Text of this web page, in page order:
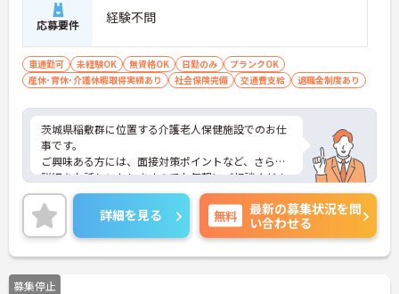
応募要件 経験不問
車通勤可 未経験OK 無資格OK 日勤のみ
ブランクOK
産休･育休･介護休暇取得実績あり
社会保険完備 交通費支給 退職金制度あり
茨城県稲敷群に位置する介護老人保健施設でのお仕
事です。
ご興味ある方には、面接対策ポイントなど、さらに
詳細をお話しいたしますのでお気軽にご相談くださ
い！
詳細を見る 無料
最新の募集状況を問
い合わせる
募集停止